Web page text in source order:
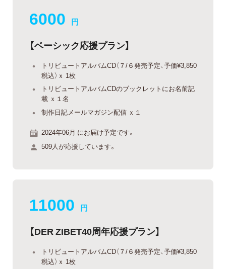
6000 円
【ベーシック応援プラン】
トリビュートアルバムCD（７/６発売予定、予価¥3,850
税込）ｘ 1枚
トリビュートアルバムCDのブックレットにお名前記
載 ｘ１名
制作日記メールマガジン配信 ｘ１
2024年06月 にお届け予定です。
509人が応援しています。
11000 円
【DER ZIBET40周年応援プラン】
トリビュートアルバムCD（７/６発売予定、予価¥3,850
税込）ｘ 1枚